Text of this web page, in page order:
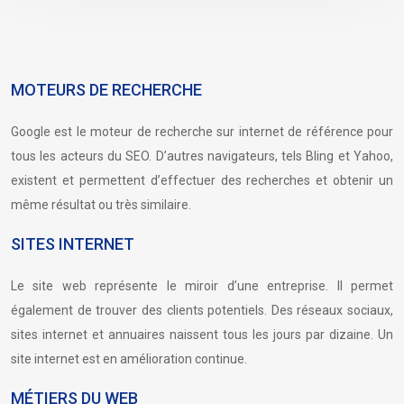
MOTEURS DE RECHERCHE
Google est le moteur de recherche sur internet de référence pour
tous les acteurs du SEO. D’autres navigateurs, tels Bling et Yahoo,
existent et permettent d’effectuer des recherches et obtenir un
même résultat ou très similaire.
SITES INTERNET
Le site web représente le miroir d’une entreprise. Il permet
également de trouver des clients potentiels. Des réseaux sociaux,
sites internet et annuaires naissent tous les jours par dizaine. Un
site internet est en amélioration continue.
MÉTIERS DU WEB